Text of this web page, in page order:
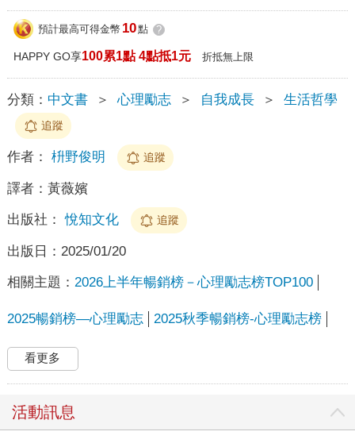
預計最高可得金幣 10點 ?
HAPPY GO享100累1點 4點抵1元 折抵無上限
分類： 中文書 ＞ 心理勵志 ＞ 自我成長 ＞ 生活哲學
追蹤
作者： 枡野俊明 追蹤
譯者： 黃薇嬪
出版社： 悅知文化 追蹤
出版日： 2025/01/20
相關主題： 2026上半年暢銷榜－心理勵志榜TOP100
2025暢銷榜—心理勵志 2025秋季暢銷榜-心理勵志榜
看更多
活動訊息